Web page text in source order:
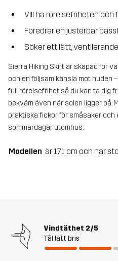
Vill ha rörelsefriheten och
Föredrar en justerbar
Söker ett lätt,
Sierra Hiking Skirt är skapad för
och en följsam känsla mot huden
full rörelsefrihet så du kan ta dig
bekväm även när solen ligger på.
praktiska fickor för småsaker och
sommardagar utomhus.
Modellen är 171 cm och har
Vindtäthet 2/5
Tål lätt bris